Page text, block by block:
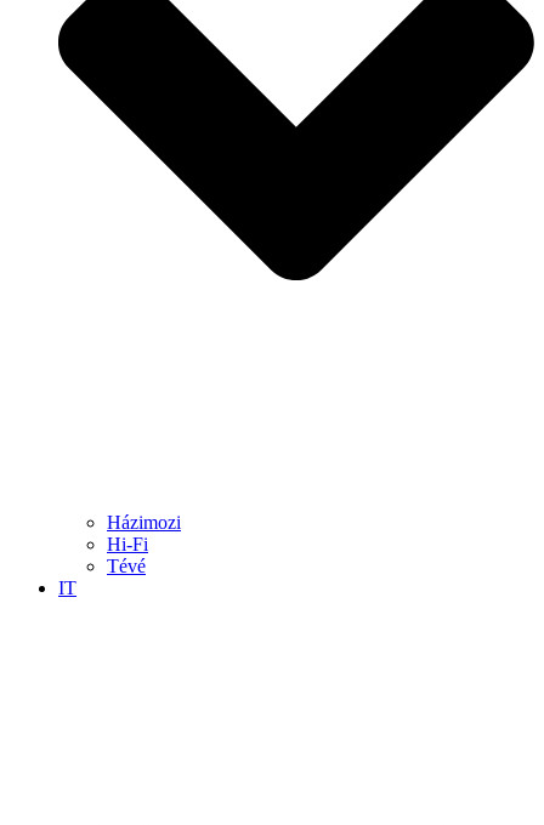
Házimozi
Hi-Fi
Tévé
IT